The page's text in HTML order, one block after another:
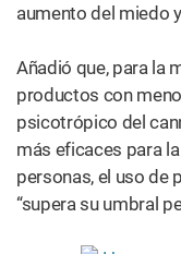
aumento del miedo
Añadió que, para la
productos con
psicotrópico del
más eficaces para
personas, el uso de
“supera su umbral